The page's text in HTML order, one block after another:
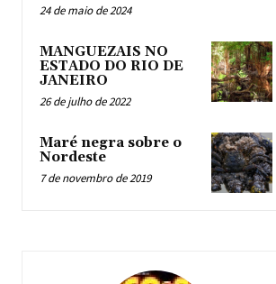
24 de maio de 2024
MANGUEZAIS NO
ESTADO DO RIO DE
JANEIRO
26 de julho de 2022
Maré negra sobre o
Nordeste
7 de novembro de 2019